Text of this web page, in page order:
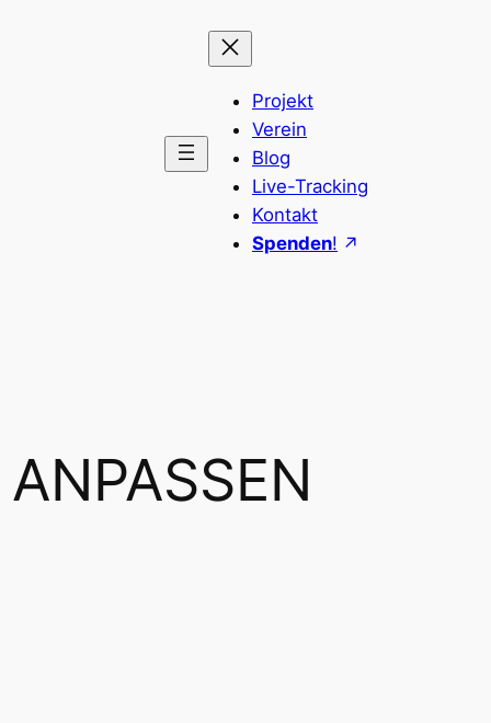
Projekt
Verein
Blog
Live-Tracking
Kontakt
Spenden!